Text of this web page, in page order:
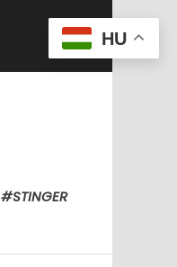
#STINGER
HU